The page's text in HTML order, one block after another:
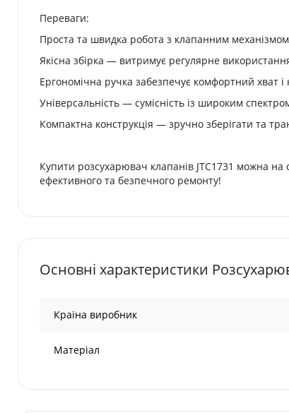
Переваги:
Проста та швидка робота з клапанним
Якісна збірка — витримує регулярне
Ергономічна ручка забезпечує комфортний хват і
Універсальність — сумісність із широким
Компактна конструкція — зручно зберігати та
Купити розсухарювач клапанів JTC1731 можна
ефективного та безпечного ремонту!
Основні характеристики
Країна виробник
Матеріал